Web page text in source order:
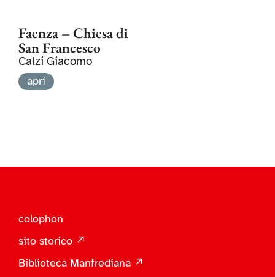
Faenza – Chiesa di
San Francesco
Calzi Giacomo
apri
colophon
sito storico ↗
Biblioteca Manfrediana ↗